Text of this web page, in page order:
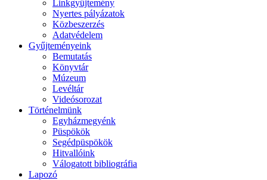
Linkgyűjtemény
Nyertes pályázatok
Közbeszerzés
Adatvédelem
Gyűjteményeink
Bemutatás
Könyvtár
Múzeum
Levéltár
Videósorozat
Történelmünk
Egyházmegyénk
Püspökök
Segédpüspökök
Hitvallóink
Válogatott bibliográfia
Lapozó